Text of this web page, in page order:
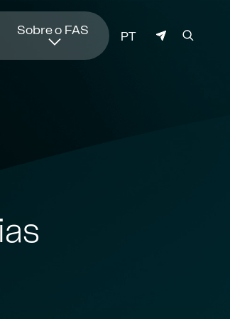
Sobre o FAS IDIOMA
PT